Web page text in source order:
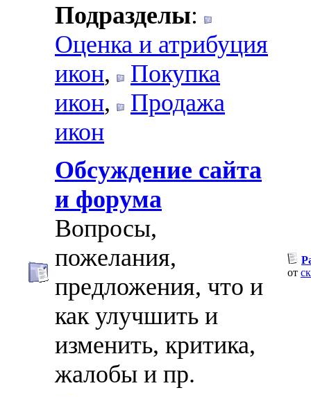
Подразделы:
Оценка и атрибуция
икон,
Покупка
икон,
Продажа
икон
Обсуждение сайта
и форума
Вопросы,
пожелания,
предложения, что и
как улучшить и
изменить, критика,
жалобы и пр.
от